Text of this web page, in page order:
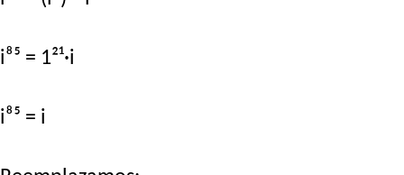
i⁸⁵ = 1²¹·i
i⁸⁵ = i